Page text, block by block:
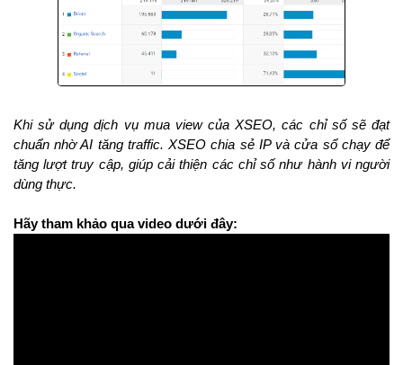
Khi sử dụng dịch vụ mua view của XSEO, các chỉ số sẽ đạt
chuẩn nhờ AI tăng traffic. XSEO chia sẻ IP và cửa sổ chạy để
tăng lượt truy cập, giúp cải thiện các chỉ số như hành vi người
dùng thực.
Hãy tham khảo qua video dưới đây: